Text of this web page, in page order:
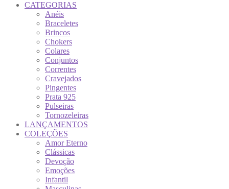
CATEGORIAS
Anéis
Braceletes
Brincos
Chokers
Colares
Conjuntos
Correntes
Cravejados
Pingentes
Prata 925
Pulseiras
Tornozeleiras
LANÇAMENTOS
COLEÇÕES
Amor Eterno
Clássicas
Devoção
Emoções
Infantil